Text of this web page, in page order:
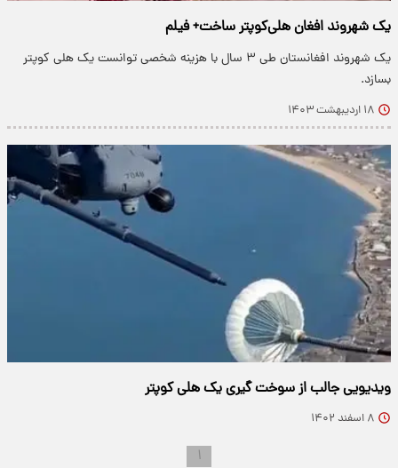
یک شهروند افغان هلی‌کوپتر ساخت+ فیلم
یک شهروند افغانستان طی ۳ سال با هزینه شخصی توانست یک هلی‌ کوپتر
بسازد.
۱۸ اردیبهشت ۱۴۰۳
ویدیویی جالب از سوخت گیری یک هلی کوپتر
۸ اسفند ۱۴۰۲
۱